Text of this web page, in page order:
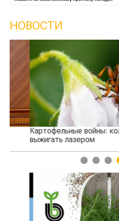
НОВОСТИ
Картофельные войны:
выжигать лазером
1 2 3